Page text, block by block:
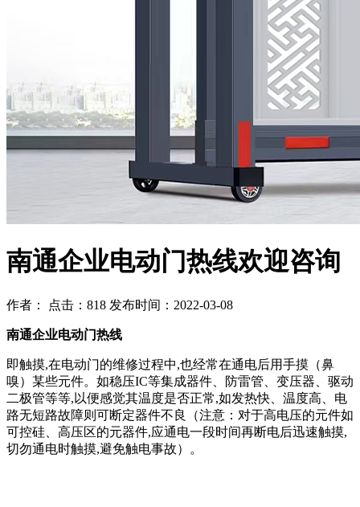
南通企业电动门热线欢迎咨询
作者： 点击：818 发布时间：2022-03-08
南通企业电动门热线
即触摸,在电动门的维修过程中,也经常在通电后用手摸（鼻
嗅）某些元件。如稳压IC等集成器件、防雷管、变压器、驱动
二极管等等,以便感觉其温度是否正常,如发热快、温度高、电
路无短路故障则可断定器件不良（注意：对于高电压的元件如
可控硅、高压区的元器件,应通电一段时间再断电后迅速触摸,
切勿通电时触摸,避免触电事故）。